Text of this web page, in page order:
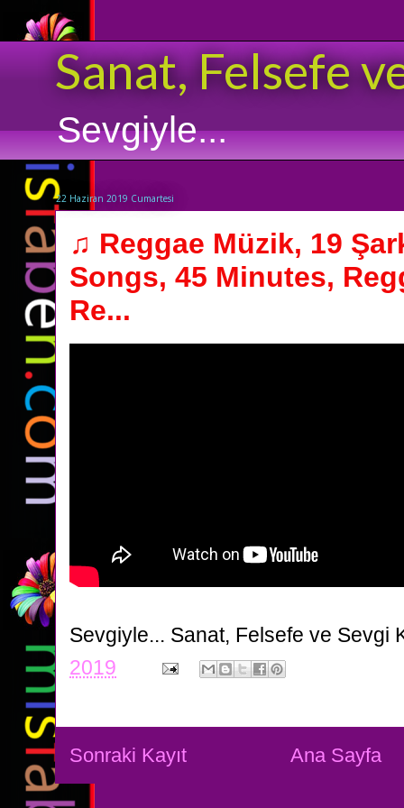
Sanat, Felsefe
Sevgiyle...
22 Haziran 2019 Cumartesi
♫ Reggae Müzik, 19
Songs, 45 Minutes,
Re...
Sevgiyle... Sanat, Felsefe ve Sevgi
2019
Sonraki Kayıt Ana Sayfa